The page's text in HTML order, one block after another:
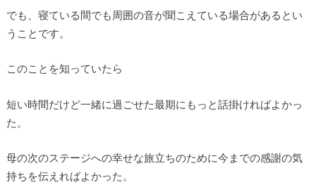
でも、寝ている間でも周囲の音が聞こえている場合があるとい
うことです。
このことを知っていたら
短い時間だけど一緒に過ごせた最期にもっと話掛ければよかっ
た。
母の次のステージへの幸せな旅立ちのために今までの感謝の気
持ちを伝えればよかった。